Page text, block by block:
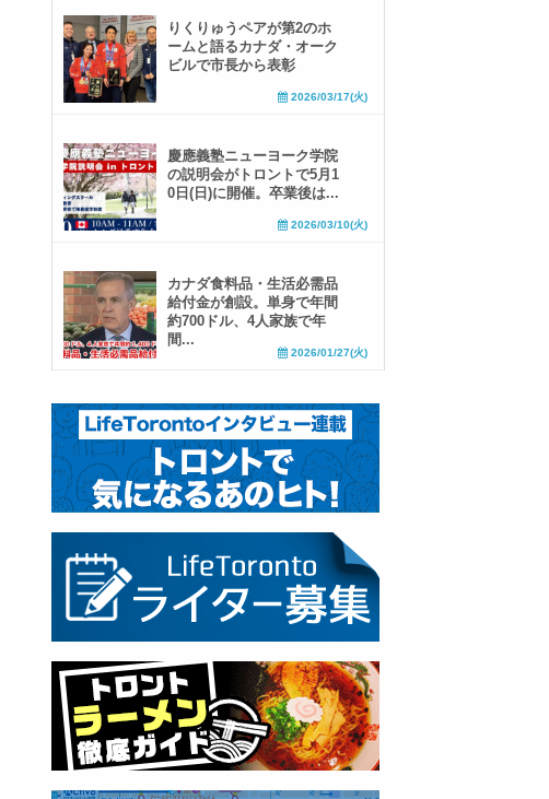
りくりゅうペアが第2のホ
ームと語るカナダ・オーク
ビルで市長から表彰
2026/03/17(火)
慶應義塾ニューヨーク学院
の説明会がトロントで5月1
0日(日)に開催。卒業後は...
2026/03/10(火)
カナダ食料品・生活必需品
給付金が創設。単身で年間
約700ドル、4人家族で年
間...
2026/01/27(火)